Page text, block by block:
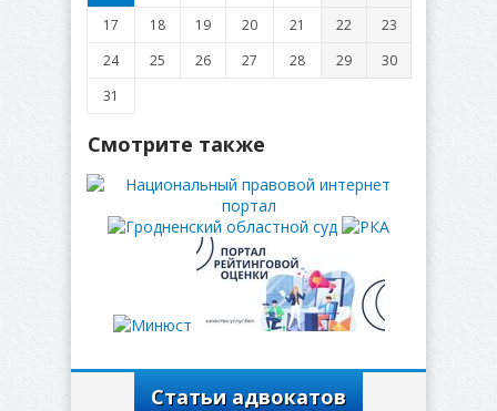
17
18 19 20 21 22
23
24
25 26 27 28 29
30
31
Смотрите также
Статьи адвокатов